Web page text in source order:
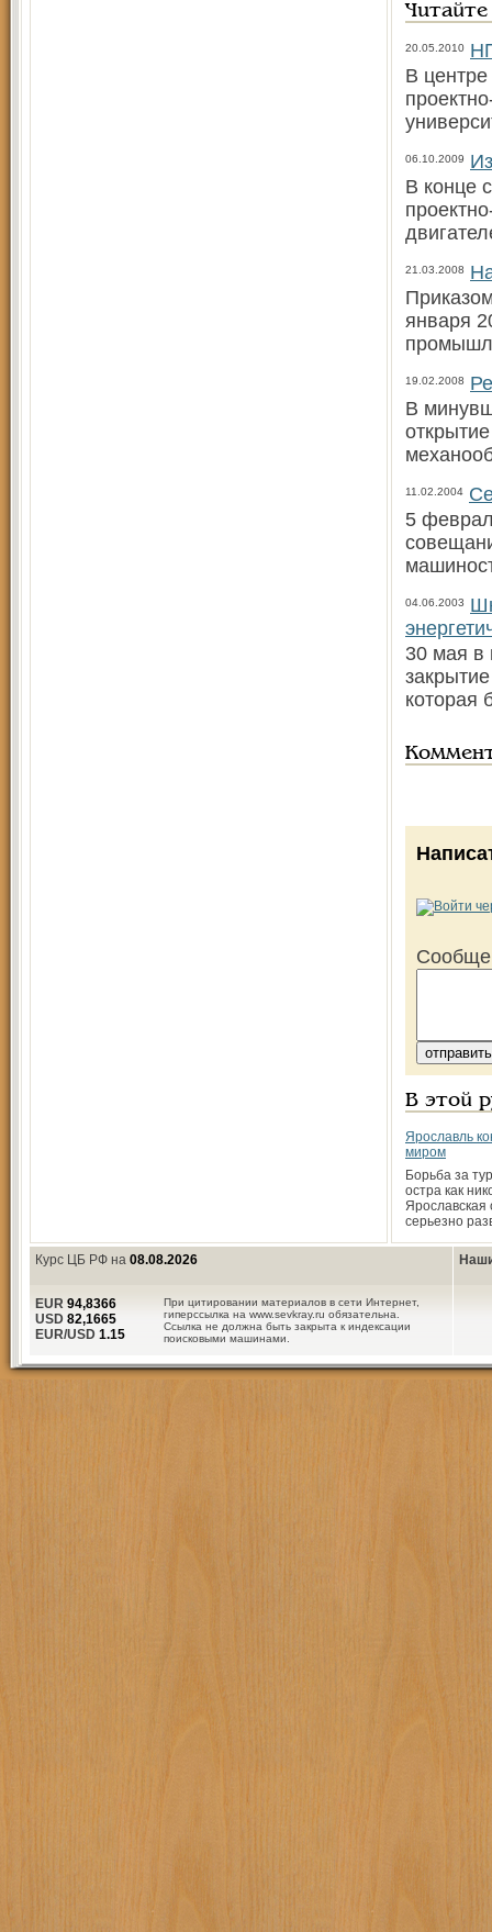
20.05.2010
В
06.10.2009
В конце
21.03.2008
января
19.02.2008
В
11.02.2004
5
04.06.2003
30 мая в
которая
В этой
Ярославль
миром
Борьба за
остра как
Ярославская
серьезно
Курс ЦБ РФ на 08.08.2026
При цитировании материалов в сети Интернет,
гиперссылка на www.sevkray.ru обязательна.
Ссылка не должна быть закрыта к индексации
поисковыми машинами.
EUR 94,8366
USD 82,1665
EUR/USD 1.15